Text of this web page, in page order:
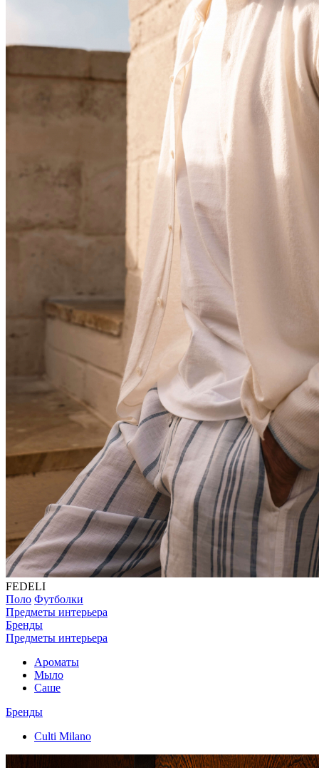
FEDELI
Поло Футболки
Предметы интерьера
Бренды
Предметы интерьера
Ароматы
Мыло
Саше
Бренды
Culti Milano